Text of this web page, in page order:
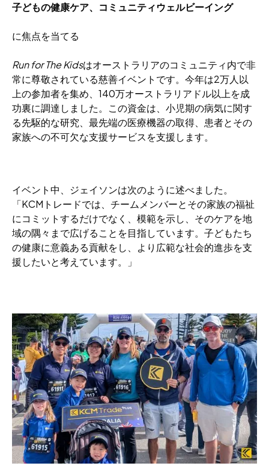
子どもの健康ケア、コミュニティウェルビーイング
に焦点を当てる
Run for The Kidsはオーストラリアのコミュニティ内で非
常に尊敬されている慈善イベントです。今年は2万人以
上の参加者を集め、140万オーストラリアドル以上を成
功裏に調達しました。この資金は、小児期の病気に関す
る先駆的な研究、最先端の医療機器の取得、患者とその
家族への不可欠な支援サービスを支援します。
イベント中、ジェイソンは次のように述べました。
「KCMトレードでは、チームメンバーとその家族の福祉
にコミットするだけでなく、模範を示し、そのケアを地
域の隅々まで広げることを目指しています。子どもたち
の健康に意義ある貢献をし、より広範な社会的進歩を支
援したいと考えています。」